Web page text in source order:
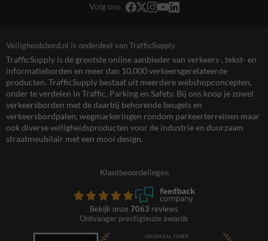
Volg ons
Veiligheidsbord.nl is onderdeel van TrafficSupply
TrafficSupply is dé grootste online aanbieder van verkeers-, tekst- en
informatieborden en meer dan 10.000 verkeersgerelateerde
producten. TrafficSupply bestaat uit meerdere webshopconcepten,
onder te verdelen in Traffic, Parking en Safety. Bij ons koop je zowel
verkeersborden met de daarbij behorende beugels en
verkeersbordpalen, wegmarkeringen rondom parkeerterreinen maar
ook diverse veiligheidsproducten voor de industrie en duurzaam
straatmeubilair met een mooi design.
Klantbeoordelingen
Bekijk onze 7063 reviews
Ontvanger prestigieuze awards